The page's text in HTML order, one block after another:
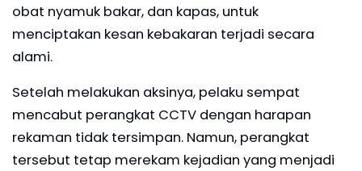
obat nyamuk bakar, dan kapas, untuk
menciptakan kesan kebakaran terjadi secara
alami.
Setelah melakukan aksinya, pelaku sempat
mencabut perangkat CCTV dengan harapan
rekaman tidak tersimpan. Namun, perangkat
tersebut tetap merekam kejadian yang menjadi